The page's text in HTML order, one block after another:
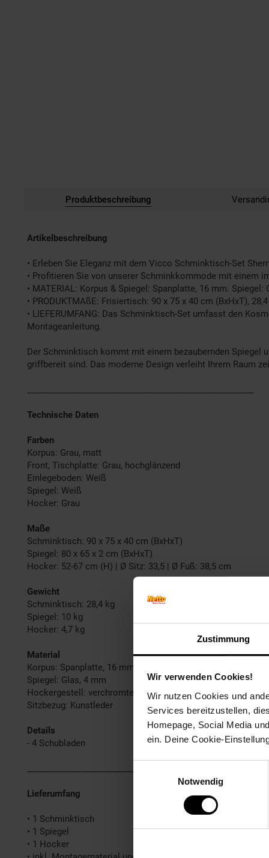
Zustimmung
Wir verwenden Cookies!
Wir nutzen Cookies und
Services bereitzustellen,
Homepage, Social Media
ein. Deine Cookie-
Notwendig
Produktbeschreibung
Artikelbeschreibung
• Erleben Sie Eleganz mit dem Vicco Schminktisch-Set
• Profitieren Sie von unserer Schminkkommode mit einem
• MATERIAL: Korpus & Spiegel: Spanplatte, 16 mm.
• PRODUKTMAßE: Frisiertisch: 90 x 75 x 40 cm (BxHxT),
• LIEFERUMFANG: Das Schminktisch-Set umfasst den
Montageanleitung.
Der Schminktisch kommt mit einem bezaubernden Spiegel
griffbereit sind. Das moderne Design verleiht Ihrem Raum
Technische Daten
Farben
Korpus: Grau, matt
Front, Tischplatte: Grau, hochglänzend
Einlegeboden: Weiß
Spiegel: Weiß
Hocker: Grau
Maße
Schminktisch: 90 x 75 x 40 cm (BxHxT)
Spiegel: 80 x 65 x 2 cm (BxHxT)
Hocker: 52-67 cm (H) | Ø Sitz: 33,5 | Ø Fuß: 38,5 cm
Gewicht
Schminktisch: 28,4 kg
Spiegel: 10 kg
Hocker: 4,7 kg
Material
Korpus: Spanplatte, 16 mm
Spiegel: Glas, 4 mm
Hockergestell: verchromter Stahl
Sitzbezug: Kunstleder
Details
- 4 Schubladen
Lieferumfang
• 1 Schminktisch
• 1 Spiegel
• 1 Hocker